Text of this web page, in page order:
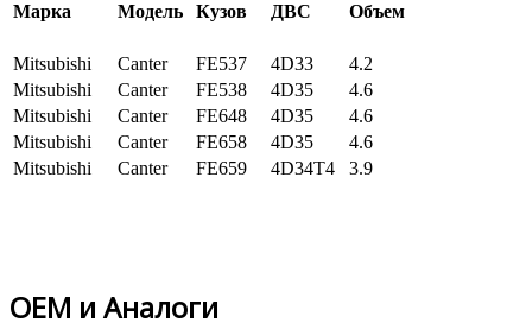
Марка Модель Кузов ДВС Объем
Mitsubishi Canter FE537 4D33
4.2
Mitsubishi
Canter FE538 4D35
4.6
Mitsubishi
Canter FE648 4D35
4.6
Mitsubishi
Canter FE658 4D35
4.6
Mitsubishi
Canter FE659 4D34T4 3.9
OEM и Аналоги